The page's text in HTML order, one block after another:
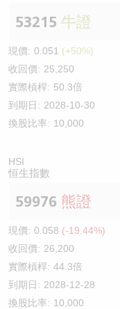
53215 牛證
現價: 0.051 (+50%)
收回價: 25,250
實際槓桿: 50.3倍
到期日: 2028-10-30
換股比率: 10,000
HSI
恒生指數
59976 熊證
現價: 0.058 (-19.44%)
收回價: 26,200
實際槓桿: 44.3倍
到期日: 2028-12-28
換股比率: 10,000